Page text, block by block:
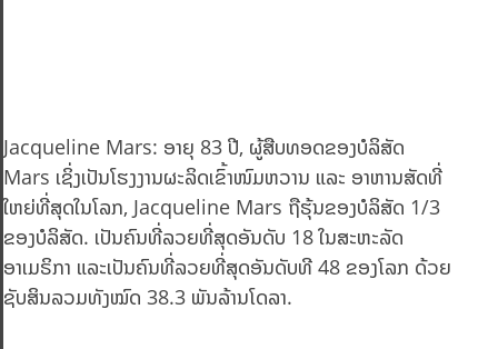
Jacqueline Mars: ອາຍຸ 83 ປີ, ຜູ້ສືບທອດຂອງບໍລິສັດ
Mars ເຊິ່ງເປັນໂຮງງານຜະລິດເຂົ້າໜົມຫວານ ແລະ ອາຫານສັດທີ່
ໃຫຍ່ທີ່ສຸດໃນໂລກ, Jacqueline Mars ຖືຮຸ້ນຂອງບໍລິສັດ 1/3
ຂອງບໍລິສັດ. ເປັນຄົນທີ່ລວຍທີ່ສຸດອັນດັບ 18 ໃນສະຫະລັດ
ອາເມຣິກາ ແລະເປັນຄົນທີ່ລວຍທີ່ສຸດອັນດັບທີ 48 ຂອງໂລກ ດ້ວຍ
ຊັບສິນລວມທັງໝົດ 38.3 ພັນລ້ານໂດລາ.